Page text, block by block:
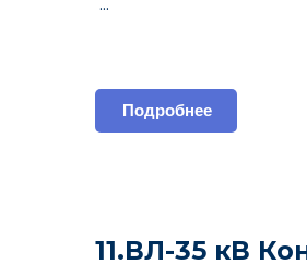
Подробнее
11.ВЛ-35 кВ